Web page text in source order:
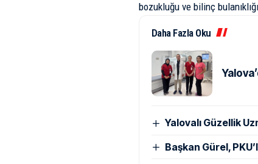
bozukluğu ve bilinç
Daha Fazla Oku
Yalovalı Güzellik
Başkan Gürel,